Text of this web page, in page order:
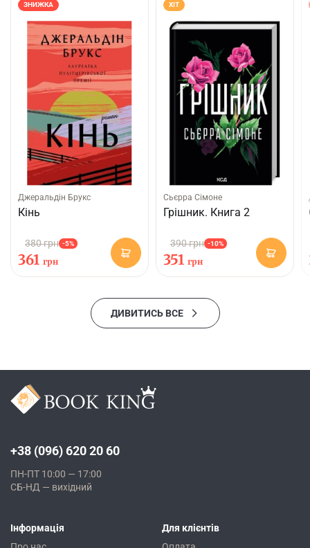
ЗНИЖКА
Джеральдін Брукс
Кінь
380 грн -5%
361 грн
ХІТ
Сьєрра Сімоне
Грішник. Книга 2
390 грн -10%
351 грн
ДИВИТИСЬ ВСЕ
+38 (096) 620 20 60
ПН-ПТ 10:00 — 17:00
СБ-НД — вихідний
Інформація
Для клієнтів